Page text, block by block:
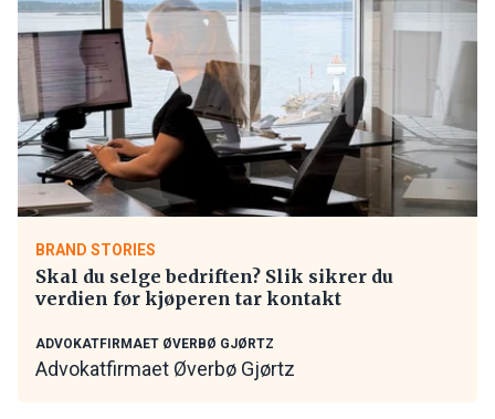
BRAND STORIES
Skal du selge bedriften? Slik sikrer du
verdien før kjøperen tar kontakt
ADVOKATFIRMAET ØVERBØ GJØRTZ
Advokatfirmaet Øverbø Gjørtz